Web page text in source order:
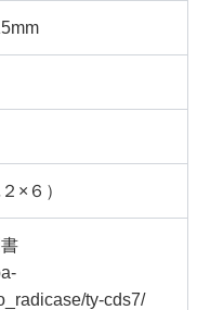
×６）
ty-cds7/